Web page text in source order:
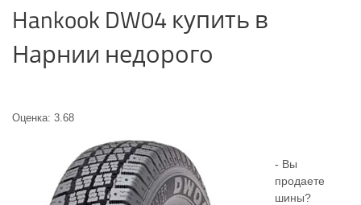
Hankook DW04 купить в
Нарнии недорого
Оценка: 3.68
- Вы
продаете
шины?